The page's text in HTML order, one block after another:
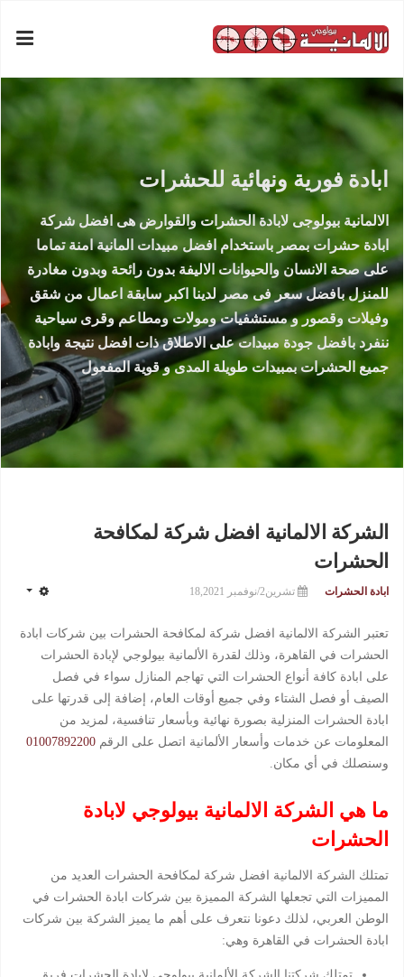
ابادة فورية ونهائية للحشرات
الالمانية بيولوجى لابادة الحشرات والقوارض هى افضل شركة
ابادة حشرات بمصر باستخدام افضل مبيدات المانية امنة تماما
على صحة الانسان والحيوانات الاليفة بدون رائحة وبدون مغادرة
للمنزل بافضل سعر فى مصر لدينا اكبر سابقة اعمال من شقق
وفيلات وقصور و مستشفيات ومولات ومطاعم وقرى سياحية
ننفرد بافضل جودة مبيدات على الاطلاق ذات افضل نتيجة وابادة
جميع الحشرات بمبيدات طويلة المدى و قوية المفعول
الشركة الالمانية افضل شركة لمكافحة
الحشرات
ابادة الحشرات تشرين2/نوفمبر 18,2021
تعتبر الشركة الالمانية افضل شركة لمكافحة الحشرات بين شركات ابادة
الحشرات في القاهرة، وذلك لقدرة الألمانية بيولوجي لإبادة الحشرات
على ابادة كافة أنواع الحشرات التي تهاجم المنازل سواء في فصل
الصيف أو فصل الشتاء وفي جميع أوقات العام، إضافة إلى قدرتها على
ابادة الحشرات المنزلية بصورة نهائية وبأسعار تنافسية، لمزيد من
المعلومات عن خدمات وأسعار الألمانية اتصل على الرقم 01007892200
وسنصلك في أي مكان.
ما هي الشركة الالمانية بيولوجي لابادة
الحشرات
تمتلك الشركة الالمانية افضل شركة لمكافحة الحشرات العديد من
المميزات التي تجعلها الشركة المميزة بين شركات ابادة الحشرات في
الوطن العربي، لذلك دعونا نتعرف على أهم ما يميز الشركة بين شركات
ابادة الحشرات في القاهرة وهي: